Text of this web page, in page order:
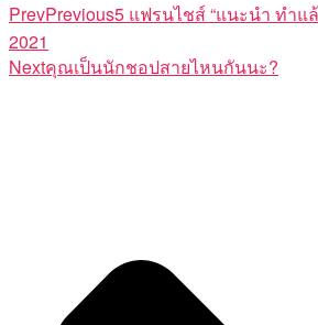
PrevPrevious5 แฟรนไชส์ “แนะนำ ทำแ
2021
Nextคุณเป็นนักชอปสายไหนกันนะ?